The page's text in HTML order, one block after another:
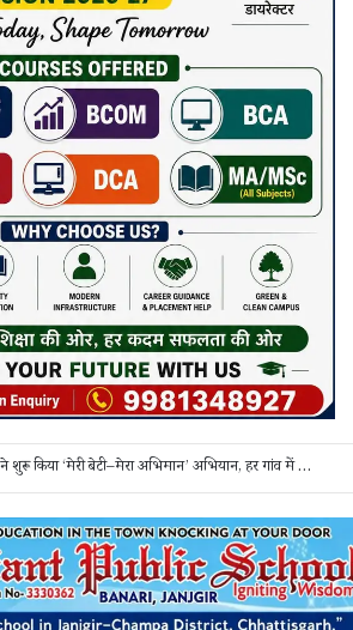
का खुलासा, एक महिला समेत 3 आरोपी गिरफ्तार